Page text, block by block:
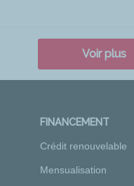
Voir plus
FINANCEMENT
Crédit renouvelable
Mensualisation